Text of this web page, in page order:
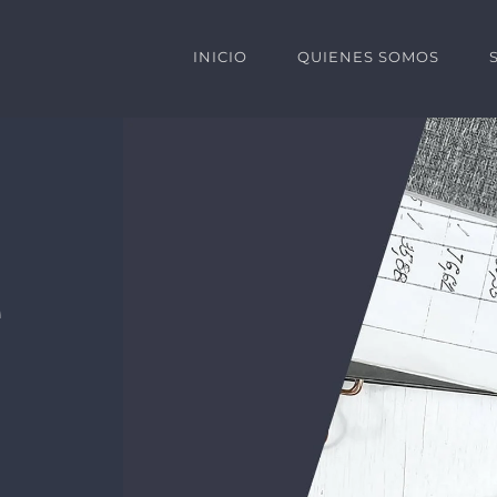
INICIO QUIENES SOMOS